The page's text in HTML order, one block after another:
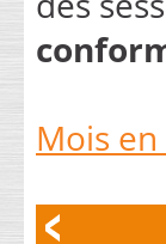
Mois